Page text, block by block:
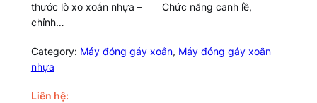
thước lò xo xoắn nhựa – Chức năng canh lề,
chỉnh…
Category: Máy đóng gáy xoắn, Máy đóng gáy xoắn
nhựa
Liên hệ: